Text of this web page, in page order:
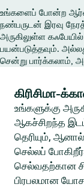
உங்களைப் போன்ற
நண்பருடன் இரவு
அருகிலுள்ள
பயன்படுத்தவும்.
சென்று பார்க்கலாம்,
கிரிசிமா-
உங்களுக்கு
ஆகச்சிறந்த
தெரியும்,
செல்லப்
செல்வதற்கான
பிரபலமான